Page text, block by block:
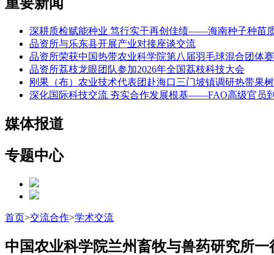
重要新闻
深耕质检赋能种业 笃行实干再创佳绩——海南种子种苗
品资所与乐东县开展产业对接座谈交流
品资所荣获中国热带农业科学院第八届羽毛球混合团体
品资所荔枝龙眼团队参加2026年全国荔枝科技大会
刚果（布）农业技术代表团赴海口三门坡镇调研热带果
深化国际科技交流 夯实合作发展根基——FAO高级官员
媒体报道
专题中心
首页>交流合作>学术交流
中国农业科学院兰州畜牧与兽药研究所